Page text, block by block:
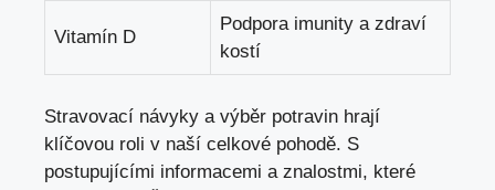
Vitamín D
Podpora imunity a zdraví
kostí
Stravovací návyky a výběr potravin hrají
klíčovou roli v naší celkové pohodě. S
postupujícími informacemi a znalostmi, které